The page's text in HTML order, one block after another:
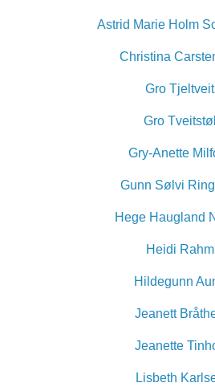
Astrid Marie Holm
Christina
Gro Tjeltveit
Gro Tveitstøl
Gry-Anette
Gunn Sølvi
Hege Haugland
Heidi Rahm
Hildegunn
Jeanett
Jeanette
Lisbeth